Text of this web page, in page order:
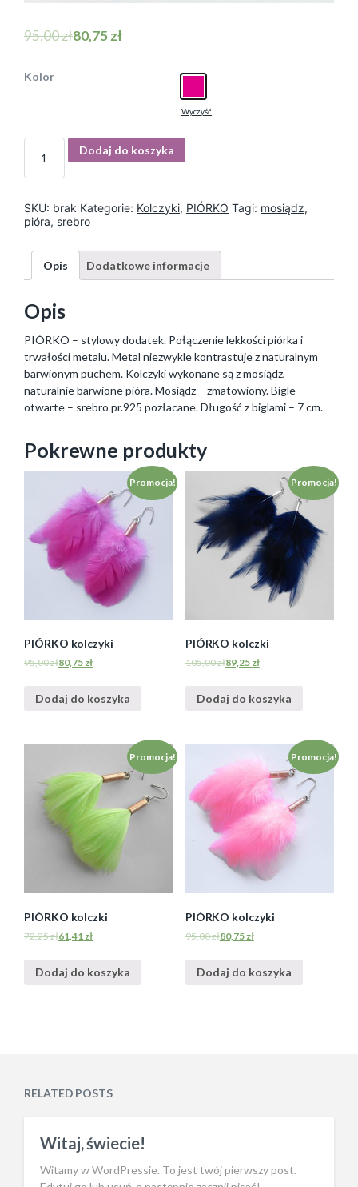
95,00zł80,75zł
Kolor
Wyczyść
I
ś
Dodaj do koszyka
SKU: brak Kategorie: Kolczyki, PIÓRKO Tagi: mosiądz,
pióra, srebro
Opis Dodatkowe informacje
Opis
PIÓRKO – stylowy dodatek. Połączenie lekkości piórka i
trwałości metalu. Metal niezwykle kontrastuje z naturalnym
barwionym puchem. Kolczyki wykonane są z mosiądz,
naturalnie barwione pióra. Mosiądz – zmatowiony. Bigle
otwarte – srebro pr.925 pozłacane. Długość z biglami – 7 cm.
Pokrewne produkty
Promocja!
PIÓRKO kolczyki
95,00zł80,75 zł
Dodaj do koszyka
Promocja!
PIÓRKO kolczki
105,00zł89,25 zł
Dodaj do koszyka
Promocja!
PIÓRKO kolczki
72,25zł61,41 zł
Dodaj do koszyka
Promocja!
PIÓRKO kolczyki
95,00zł80,75 zł
Dodaj do koszyka
RELATED POSTS
Witaj, świecie!
Witamy w WordPressie. To jest twój pierwszy post.